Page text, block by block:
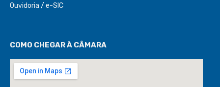
Ouvidoria / e-SIC
COMO CHEGAR À CÂMARA